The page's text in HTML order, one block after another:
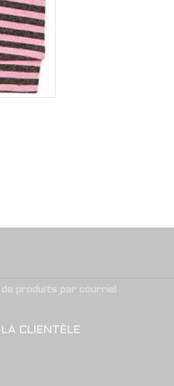
produits par courriel
CLIENTÈLE